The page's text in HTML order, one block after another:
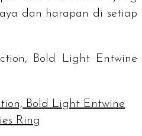
dan harapan di setiap
Bold Light Entwine
Ring